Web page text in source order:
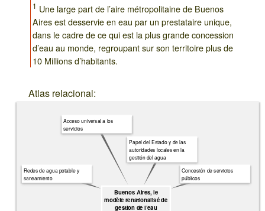
1 Une large part de l’aire métropolitaine de Buenos
Aires est desservie en eau par un prestataire unique,
dans le cadre de ce qui est la plus grande concession
d’eau au monde, regroupant sur son territoire plus de
10 Millions d’habitants.
Atlas relacional:
Buenos Aires, le
modèle renationalisé de
gestion de l’eau
Concesión de servicios
públicos
Papel del Estado y de las
autoridades locales en la
gestión del agua
Acceso universal a los
servicios
Redes de agua potable y
saneamiento